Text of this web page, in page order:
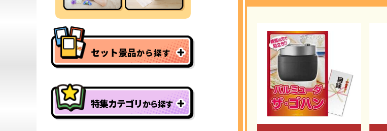
セット景品から探す
特集カテゴリから探す